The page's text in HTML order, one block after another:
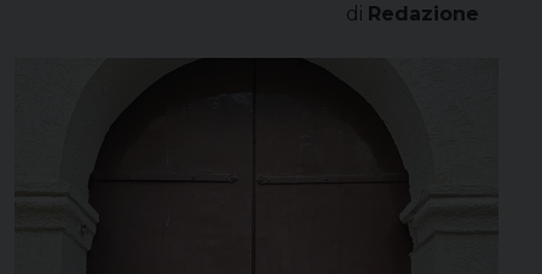
di Redazione